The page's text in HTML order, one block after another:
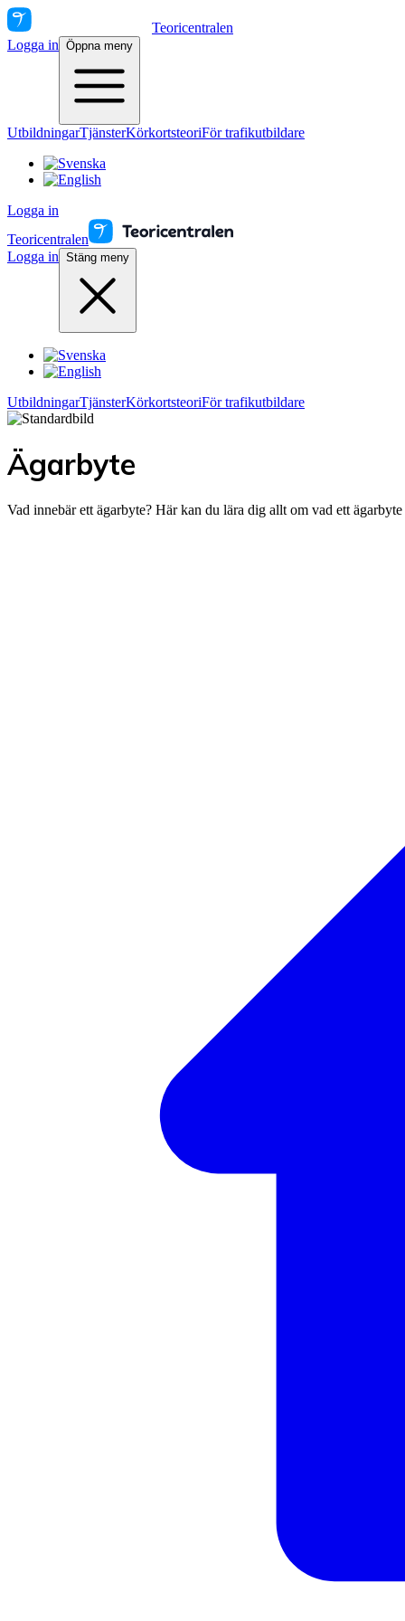
Teoricentralen
Logga in Öppna meny
UtbildningarTjänsterKörkortsteoriFör trafikutbildare
Logga in
Teoricentralen
Logga in Stäng meny
UtbildningarTjänsterKörkortsteoriFör trafikutbildare
Ägarbyte
Vad innebär ett ägarbyte? Här kan du lära dig allt om vad ett